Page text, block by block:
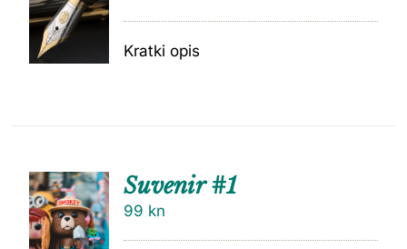
Kratki opis
DODAJ
U
KOŠARI
Suvenir #1
99 kn